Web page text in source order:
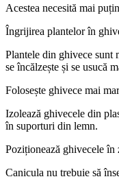
Acestea necesită mai
Îngrijirea plantelor în
Plantele din ghivece sunt
se încălzește și se usucă
Folosește ghivece mai
Izolează ghivecele din
în suporturi din lemn.
Poziționează ghivecele în
Canicula nu trebuie să